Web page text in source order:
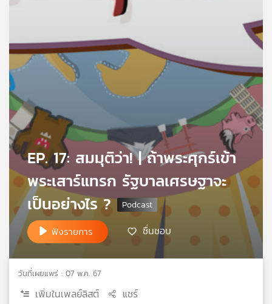
เกี่ยว
กับ
เรา
เครือ
ข่าย
วิทยุ
ไทย
พี
เอส
แผนที่
วิทยุ
เครือ
EP. 17: สมมุติว่า! | ถ้าพระศุกร์เข้า
พระเสาร์แทรก รัฐบาลเศรษฐาจะ
เป็นอย่างไร ?
ฟังรายการ ชื่นชอบ
วันที่เผยแพร่ : 07 พ.ค. 67
เพิ่มในเพลย์ลิสต์ แชร์